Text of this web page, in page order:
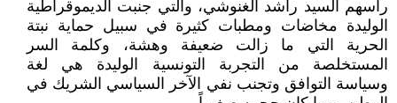
رأسهم السيد راشد الغنوشي، والتي جنبت الديموقراطية
الوليدة مخاضات ومطبات كثيرة في سبيل حماية نبتة
الحرية التي ما زالت ضعيفة وهشة، وكلمة السر
المستخلصة من التجربة التونسية الوليدة هي لغة
وسياسة التوافق وتجنب نفي الآخر السياسي الشريك في